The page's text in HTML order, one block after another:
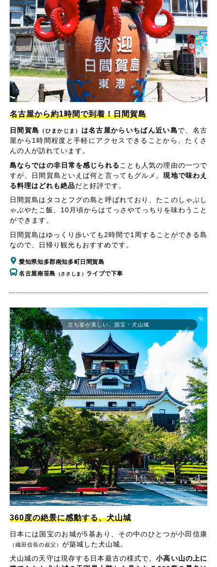
名古屋から約1時間で到着！日間賀島
日間賀島 （ひまかじま） は名古屋からいちばん近い島で、名古
屋から1時間程度と手軽にアクセスできることから、たくさ
んの人が訪れています。
島ならではの非日常を感じられる ことも人気の理由の一つで
すが、日間賀島といえば何と言ってもグルメ。現地で味わえ
る料理はどれも絶品だと好評です。
日間賀島はタコとフグの島と呼ばれており、たこのしゃぶし
ゃぶやたこ飯、10月頃からはてっさやてっちりを味わうこと
ができます。
日間賀島はゆっくり歩いても2時間で1周することができる島
なので、日帰り観光もおすすめです。
愛知県知多郡南知多町日間賀島
名古屋南笹島 （ささしま） ライブで下車
360度の絶景に感動する、犬山城
日本には国宝のお城が5基あり、その中のひとつが小田信康
（織田信長の叔父） が築城した犬山城。
犬山城の天守は現存する日本最古の様式で、小高い山の上に
立ち姿が美しい、国宝・犬山城